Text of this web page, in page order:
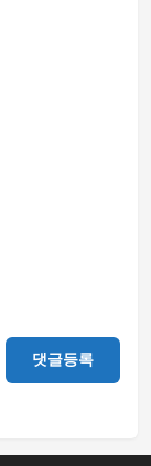
댓글등록